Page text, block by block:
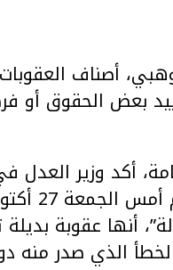
أصناف
بعض الحقوق أو
أكد وزير العدل
أنها عقوبة
الذي صدر منه